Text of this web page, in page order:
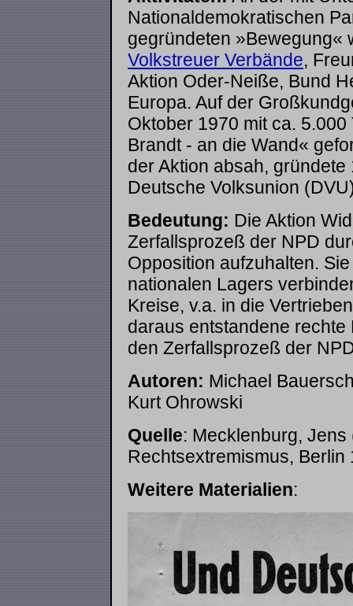
Nationaldemokratischen
gegründeten »Bewegung«
Volkstreuer Verbände,
Aktion Oder-Neiße, Bund
Europa. Auf der
Oktober 1970 mit ca.
Brandt - an die Wand«
der Aktion absah,
Deutsche Volksunion
Bedeutung: Die Aktion
Zerfallsprozeß der NPD
Opposition aufzuhalten.
nationalen Lagers
Kreise, v.a. in die
daraus entstandene
den Zerfallsprozeß der
Autoren: Michael
Kurt Ohrowski
Quelle: Mecklenburg,
Rechtsextremismus, Berlin
Weitere Materialien: